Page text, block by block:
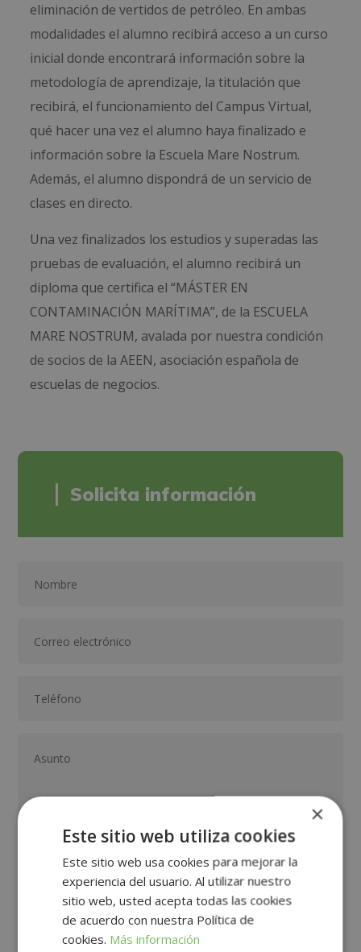
eliminación de vertidos de petróleo. En ambas
modalidades el alumno recibirá acceso a un curso
inicial donde encontrará información sobre la
metodología de aprendizaje, la titulación que
recibirá, el funcionamiento del Campus Virtual,
qué hacer una vez el alumno haya finalizado e
información sobre la Escuela Mare Nostrum.
Además, el alumno dispondrá de un servicio de
clases en directo.
Una vez finalizados los estudios y superadas las
pruebas de evaluación, el alumno recibirá un
diploma que certifica el “MÁSTER EN
CONTAMINACIÓN MARÍTIMA”, de la ESCUELA
MARE NOSTRUM, avalada por nuestra condición
de socios de la AEEN, asociación española de
escuelas de negocios.
Solicita información
GRUPO TARRACO DE ESCUELAS DE FORMACIÓN DE POSTGRADO, S.L., CIF:
B01589969, Domicilio: C/ Amadeu Vives, 5, Bloque 1 - Bajo C, 43481, La
Pineda, Tarragona.
Finalidad del Tratamiento: Tratamos la información que nos facilita con el
fin de enviarle correos electrónicos de tipo comercial relacionado con
los productos ofrecidos y otros tipo de productos que fueran de su
Legitimación del tratamiento: Consentimiento del interesado.
Derechos: Puede ejercitar sus derechos identificándose suficientemente,
dirigiéndose a la dirección direccion@grupotarraco.com.
×
Este sitio web utiliza cookies
Este sitio web usa cookies para mejorar la
experiencia del usuario. Al utilizar nuestro
sitio web, usted acepta todas las cookies
de acuerdo con nuestra Política de
cookies. Más información